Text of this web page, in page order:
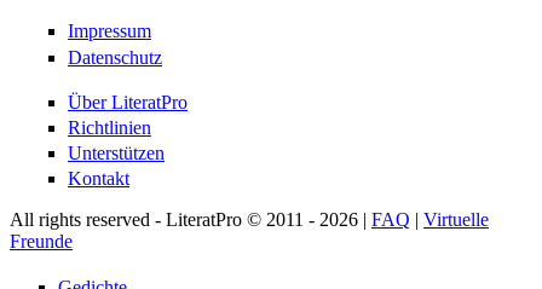
Impressum
Datenschutz
Über LiteratPro
Richtlinien
Unterstützen
Kontakt
All rights reserved - LiteratPro © 2011 - 2026 | FAQ | Virtuelle
Freunde